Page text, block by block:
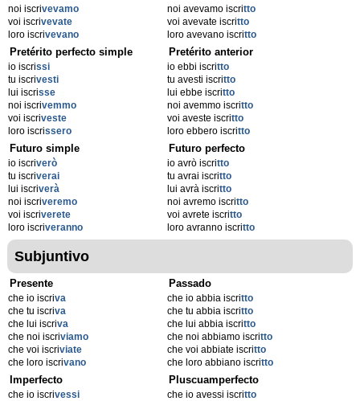
noi iscrivevamo
voi iscrivevate
loro iscrivevano
noi avevamo iscritto
voi avevate iscritto
loro avevano iscritto
Pretérito perfecto simple
io iscrissi
tu iscrivesti
lui iscrisse
noi iscrivemmo
voi iscriveste
loro iscrissero
Pretérito anterior
io ebbi iscritto
tu avesti iscritto
lui ebbe iscritto
noi avemmo iscritto
voi aveste iscritto
loro ebbero iscritto
Futuro simple
io iscriverò
tu iscriverai
lui iscriverà
noi iscriveremo
voi iscriverete
loro iscriveranno
Futuro perfecto
io avrò iscritto
tu avrai iscritto
lui avrà iscritto
noi avremo iscritto
voi avrete iscritto
loro avranno iscritto
Subjuntivo
Presente
che io iscriva
che tu iscriva
che lui iscriva
che noi iscriviamo
che voi iscriviate
che loro iscrivano
Passado
che io abbia iscritto
che tu abbia iscritto
che lui abbia iscritto
che noi abbiamo iscritto
che voi abbiate iscritto
che loro abbiano iscritto
Imperfecto
che io iscrivessi
Pluscuamperfecto
che io avessi iscritto